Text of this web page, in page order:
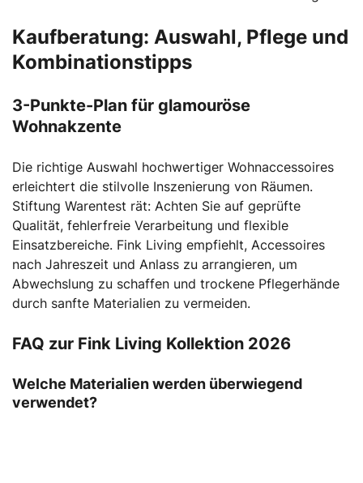
Kaufberatung: Auswahl, Pflege und
Kombinationstipps
3-Punkte-Plan für glamouröse
Wohnakzente
Die richtige Auswahl hochwertiger Wohnaccessoires
erleichtert die stilvolle Inszenierung von Räumen.
Stiftung Warentest rät: Achten Sie auf geprüfte
Qualität, fehlerfreie Verarbeitung und flexible
Einsatzbereiche. Fink Living empfiehlt, Accessoires
nach Jahreszeit und Anlass zu arrangieren, um
Abwechslung zu schaffen und trockene Pflegerhände
durch sanfte Materialien zu vermeiden.
FAQ zur Fink Living Kollektion 2026
Welche Materialien werden überwiegend
verwendet?